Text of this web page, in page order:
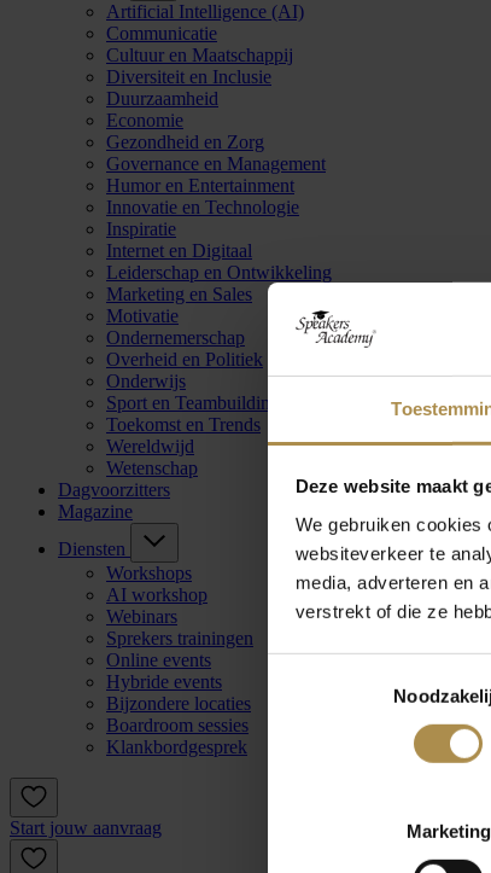
Deze website maakt
We gebruiken cookies
websiteverkeer te
media, adverteren en
verstrekt of die ze
Marketing
Artificial Intelligence (AI)
Communicatie
Cultuur en Maatschappij
Diversiteit en Inclusie
Duurzaamheid
Economie
Gezondheid en Zorg
Governance en Management
Humor en Entertainment
Innovatie en Technologie
Inspiratie
Internet en Digitaal
Leiderschap en Ontwikkeling
Marketing en Sales
Motivatie
Ondernemerschap
Overheid en Politiek
Onderwijs
Sport en Teambuilding
Toekomst en Trends
Wereldwijd
Wetenschap
Dagvoorzitters
Magazine
Diensten
Workshops
AI workshop
Webinars
Sprekers trainingen
Online events
Hybride events
Bijzondere locaties
Boardroom sessies
Klankbordgesprek
Start jouw aanvraag